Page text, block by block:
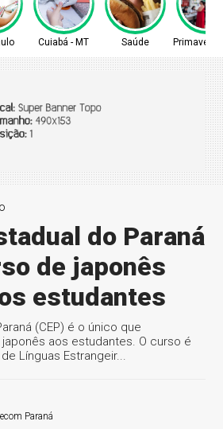
Cuiabá - MT Saúde Primavera
do Paraná
de japonês
estudantes
(CEP) é o único que
aos estudantes. O curso é
Línguas Estrangeir...
Paraná